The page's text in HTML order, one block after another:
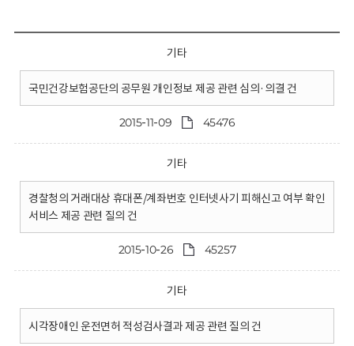
기타
국민건강보험공단의 공무원 개인정보 제공 관련 심의·의결 건
2015-11-09 45476
기타
경찰청의 거래대상 휴대폰/계좌번호 인터넷사기 피해신고 여부 확인
서비스 제공 관련 질의 건
2015-10-26 45257
기타
시각장애인 운전면허 적성검사결과 제공 관련 질의 건